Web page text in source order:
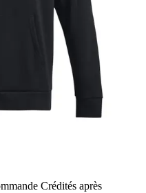
Crédités après